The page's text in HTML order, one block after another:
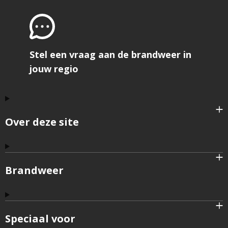
Over deze site
Brandweer
Speciaal voor
Stel een vraag aan de brandweer in
jouw regio